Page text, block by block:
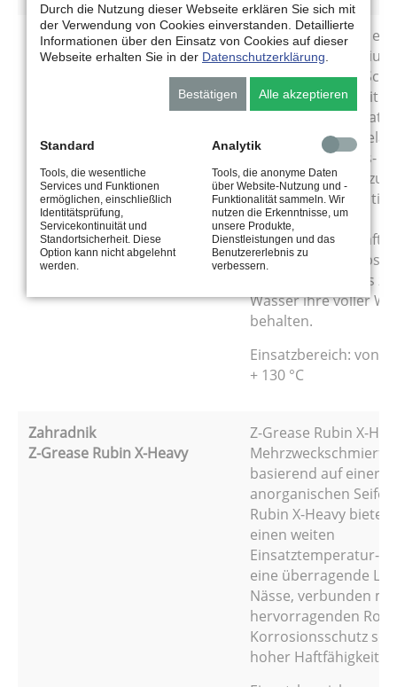
Zahradnik
S-Fett MP-3-HR
S-Fett MP-3-HR ist ein
hochwertiges
Seifenfett für die
von Wälz- und
erhöhten
extremen
Neben Korrosions-
enthält es EP-
optimale
verleihen und selbst
Gegenwart von bis zu
Wasser ihre voller
behalten.
Einsatzbereich: von -
+ 130 °C
Zahradnik
Z-Grease Rubin X-Heavy
Z-Grease Rubin X-
basierend auf einer
anorganischen Seife.
Rubin X-Heavy bietet
einen weiten
Einsatztemperatur-
eine überragende
Nässe, verbunden
hervorragenden
Korrosionsschutz
hoher Haftfähigkeit.
Durch die Nutzung dieser Webseite erklären Sie sich mit
der Verwendung von Cookies einverstanden. Detaillierte
Informationen über den Einsatz von Cookies auf dieser
Webseite erhalten Sie in der Datenschutzerklärung
Bestätigen Alle akzeptieren
Standard
Tools, die wesentliche
Services und Funktionen
ermöglichen, einschließlich
Identitätsprüfung,
Servicekontinuität und
Standortsicherheit. Diese
Option kann nicht abgelehnt
werden.
Analytik
Tools, die anonyme Daten
über Website-Nutzung und -
Funktionalität sammeln. Wir
nutzen die Erkenntnisse, um
unsere Produkte,
Dienstleistungen und das
Benutzererlebnis zu
verbessern.